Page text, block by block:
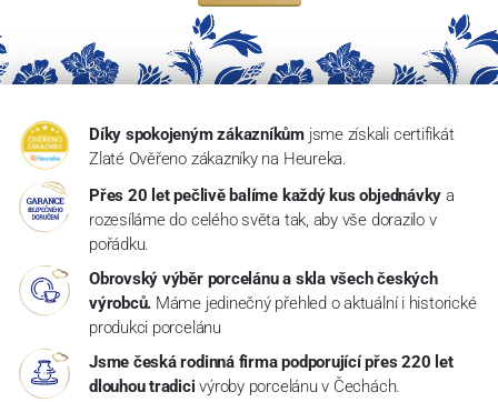
Díky spokojeným zákazníkům jsme získali certifikát
Zlaté Ověřeno zákazníky na Heureka.
Přes 20 let pečlivě balíme každý kus objednávky a
rozesíláme do celého světa tak, aby vše dorazilo v
pořádku.
Obrovský výběr porcelánu a skla všech českých
výrobců. Máme jedinečný přehled o aktuální i historické
produkci porcelánu
Jsme česká rodinná firma podporující přes 220 let
dlouhou tradici výroby porcelánu v Čechách.